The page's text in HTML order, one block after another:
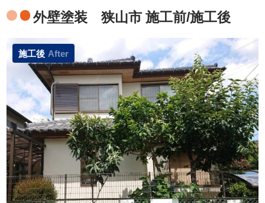
外壁塗装 狭山市 施工前/施工後
施工後 After